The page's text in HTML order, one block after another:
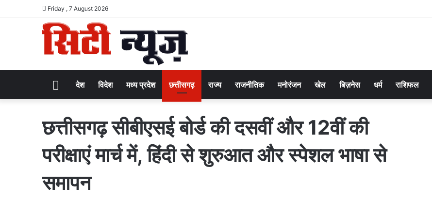
Friday , 7 August 2026
Homeदेश विदेश मध्य प्रदेश छत्तीसगढ़ राज्य राजनीतिक मनोरंजन खेल बिज़नेस धर्म राशिफल
छत्तीसगढ़ सीबीएसई बोर्ड की दसवीं और 12वीं की
परीक्षाएं मार्च में, हिंदी से शुरुआत और स्पेशल भाषा से
समापन